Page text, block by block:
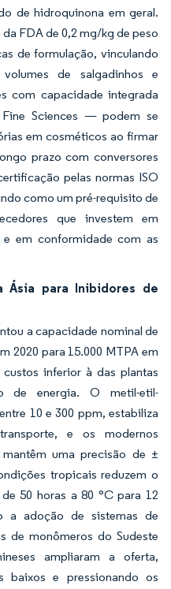
de hidroquinona em geral.
FDA de 0,2 mg/kg de peso
de formulação, vinculando
de salgadinhos e
com capacidade integrada
Sciences — podem se
em cosméticos ao firmar
prazo com conversores
pelas normas ISO
como um pré-requisito de
que investem em
em conformidade com as
Ásia para Inibidores de
a capacidade nominal de
2020 para 15.000 MTPA em
inferior à das plantas
de energia. O metil-etil-
10 e 300 ppm, estabiliza
e os modernos
uma precisão de ±
tropicais reduzem o
50 horas a 80 °C para 12
a adoção de sistemas de
de monômeros do Sudeste
ampliaram a oferta,
baixos e pressionando os